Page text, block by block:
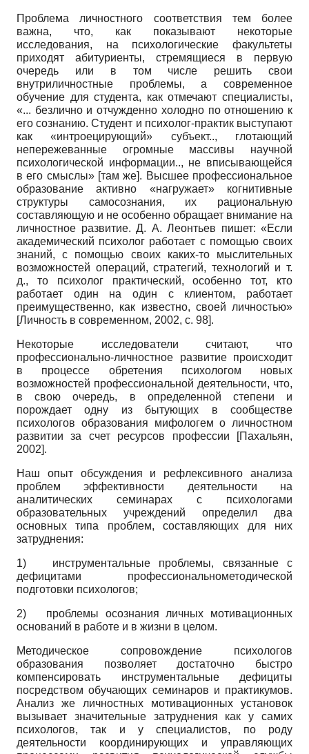
Проблема личностного соответствия тем более
важна, что, как показывают некоторые
исследования, на психологические факультеты
приходят абитуриенты, стремящиеся в первую
очередь или в том числе решить свои
внутриличностные проблемы, а современное
обучение для студента, как отмечают специалисты,
«... безлично и отчужденно холодно по отношению к
его сознанию. Студент и психолог-практик выступают
как «интроецирующий» субъект.., глотающий
непережеванные огромные массивы научной
психологической информации.., не вписывающейся
в его смыслы» [там же]. Высшее профессиональное
образование активно «нагружает» когнитивные
структуры самосознания, их рациональную
составляющую и не особенно обращает внимание на
личностное развитие. Д. А. Ле­онтьев пишет: «Если
академический психолог работает с помощью своих
знаний, с помощью своих каких-то мыслительных
возможностей операций, стратегий, технологий и т.
д., то психолог практический, особенно тот, кто
работает один на один с клиентом, работает
преимущественно, как известно, своей личностью»
[Личность в современном, 2002, с. 98].
Некоторые исследователи считают, что
профессионально-личностное развитие происходит
в процессе обретения психологом новых
возможностей профессиональной деятельности, что,
в свою очередь, в определенной степени и
порождает одну из бытующих в сообществе
психологов образования мифологем о личностном
развитии за счет ресурсов профессии
[Пахальян,
2002].
Наш опыт обсуждения и рефлексивного анализа
проблем эффективности деятельности на
аналитических семинарах с психологами
образовательных учреждений определил два
основных типа проблем, составляющих для них
затруднения:
1) инструментальные проблемы, связанные с
дефицитами профессионально­методической
подготовки психологов;
2) проблемы осознания личных моти­вационных
оснований в работе и в жизни в целом.
Методическое сопровождение психологов
образования позволяет достаточно быстро
компенсировать инструментальные дефициты
посредством обучающих семинаров и практикумов.
Анализ же личностных мотивационных установок
вызывает значительные затруднения как у самих
психологов, так и у специалистов, по роду
деятельности координирующих и управляющих